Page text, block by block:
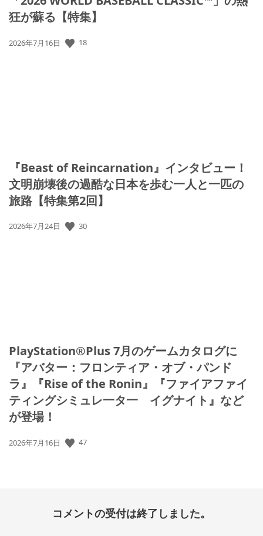
狂が蘇る【特集】
公
2026年7月16日 18
『Beast of Reincarnation』インタビュー！
文明崩壊後の過酷な日本を歩む一人と一匹の
旅路【特集第2回】
公
2026年7月24日 30
PlayStation®Plus 7月のゲームカタログに
『アバター：フロンティア・オブ・パンド
ラ』『Rise of the Ronin』『ファイアファイ
ティングシミュレ一タ一 イグナイト』など
が登場！
公
2026年7月16日 47
コメントの受付は終了しました。